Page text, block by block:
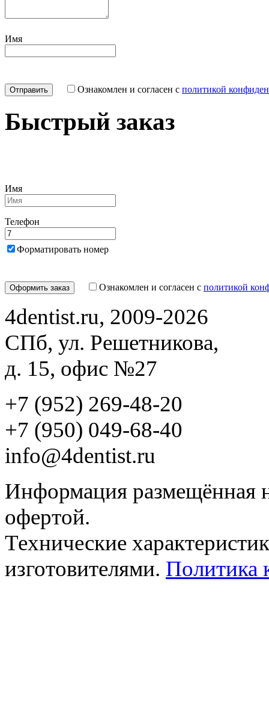
Имя
Ознакомлен и согласен с политикой
Быстрый заказ
Имя
Телефон
Форматировать номер
Ознакомлен и согласен с политикой
4dentist.ru, 2009-2026
СПб, ул. Решетникова,
д. 15, офис №27
+7 (952) 269-48-20
‪+7 (950) 049-68-40
info@4dentist.ru
Информация размещённая
офертой.
Технические
изготовителями. Политика